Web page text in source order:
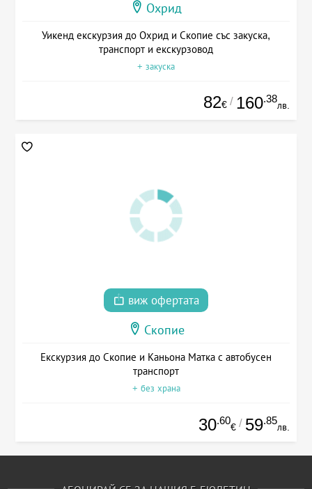
Охрид
Уикенд екскурзия до Охрид и Скопие със закуска,
транспорт и екскурзовод
+ закуска
82€ / 160.38
лв.
виж офертата
Скопие
Екскурзия до Скопие и Каньона Матка с автобусен
транспорт
+ без храна
30.60
€ / 59.85
лв.